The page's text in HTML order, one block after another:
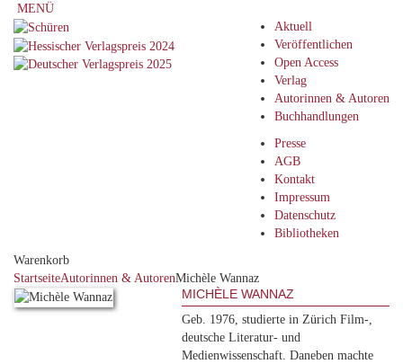
MENÜ
Aktuell
Veröffentlichen
Open Access
Verlag
Autorinnen & Autoren
Buchhandlungen
Presse
AGB
Kontakt
Impressum
Datenschutz
Bibliotheken
Warenkorb
StartseiteAutorinnen & AutorenMichèle Wannaz
MICHÈLE WANNAZ
Geb. 1976, studierte in Zürich Film-,
deutsche Literatur- und
Medienwissenschaft. Daneben machte